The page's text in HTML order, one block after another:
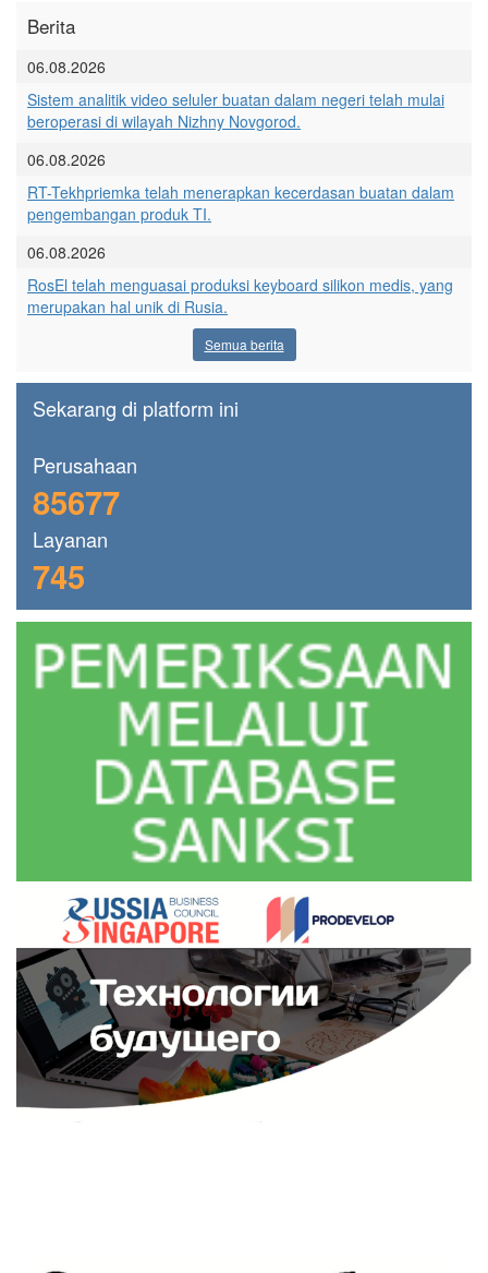
Berita
06.08.2026
Sistem analitik video seluler buatan dalam negeri telah mulai
beroperasi di wilayah Nizhny Novgorod.
06.08.2026
RT-Tekhpriemka telah menerapkan kecerdasan buatan dalam
pengembangan produk TI.
06.08.2026
RosEl telah menguasai produksi keyboard silikon medis, yang
merupakan hal unik di Rusia.
Semua berita
Sekarang di platform ini
Perusahaan
85677
Layanan
745